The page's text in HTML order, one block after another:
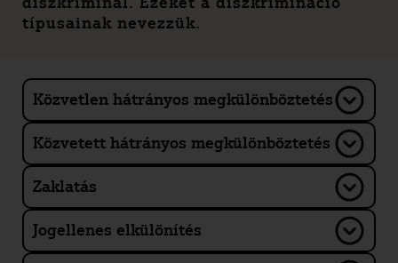
típusainak nevezzük.
Közvetlen hátrányos megkülönböztetés
Közvetett hátrányos megkülönböztetés
Zaklatás
Jogellenes elkülönítés